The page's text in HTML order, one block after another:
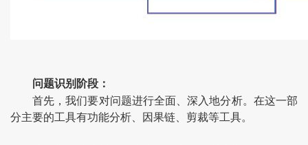
问题识别阶段：
首先，我们要对问题进行全面、深入地分析。在这一部
分主要的工具有功能分析、因果链、剪裁等工具。